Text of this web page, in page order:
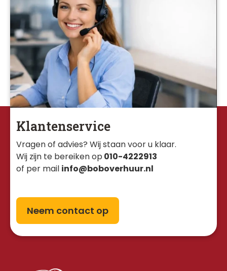
Klantenservice
Vragen of advies? Wij staan voor u klaar.
Wij zijn te bereiken op 010-4222913
of per mail info@boboverhuur.nl
Neem contact op